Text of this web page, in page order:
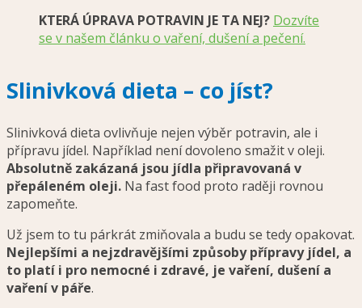
KTERÁ ÚPRAVA POTRAVIN JE TA NEJ? Dozvíte
se v našem článku o vaření, dušení a pečení.
Slinivková dieta – co jíst?
Slinivková dieta ovlivňuje nejen výběr potravin, ale i
přípravu jídel. Například není dovoleno smažit v oleji.
Absolutně zakázaná jsou jídla připravovaná v
přepáleném oleji. Na fast food proto raději rovnou
zapomeňte.
Už jsem to tu párkrát zmiňovala a budu se tedy opakovat.
Nejlepšími a nejzdravějšími způsoby přípravy jídel, a
to platí i pro nemocné i zdravé, je vaření, dušení a
vaření v páře.